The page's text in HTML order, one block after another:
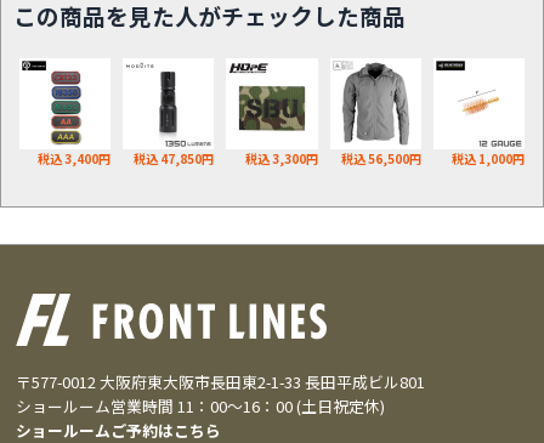
この商品を見た人がチェックした商品
税込 3,400円 税込 47,850円 税込 3,300円 税込 56,500円 税込 1,000円
〒577-0012 大阪府東大阪市長田東2-1-33 長田平成ビル801
ショールーム営業時間 11：00～16：00 (土日祝定休)
ショールームご予約はこちら